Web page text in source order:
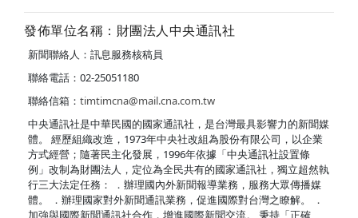
發佈單位名稱：財團法人中央通訊社
新聞聯絡人：訊息服務核稿員
聯絡電話：02-25051180
聯絡信箱： timtimcna@mail.cna.com.tw
中央通訊社是中華民國的國家通訊社，是台灣最具影響力的新聞媒
體。 經歷組織改造，1973年中央社改組為股份有限公司，以企業
方式經營；隨著民主化發展，1996年依據「中央通訊社設置條
例」改制為財團法人，定位為全民共有的國家通訊社，獨立超然執
行三大法定任務： ．辦理國內外新聞報導業務，服務大眾傳播媒
體。 ．辦理國家對外新聞通訊業務，促進國際對台灣之瞭解。 ．
加強與國際新聞通訊社合作，增進國際新聞交流。 秉持「正確、